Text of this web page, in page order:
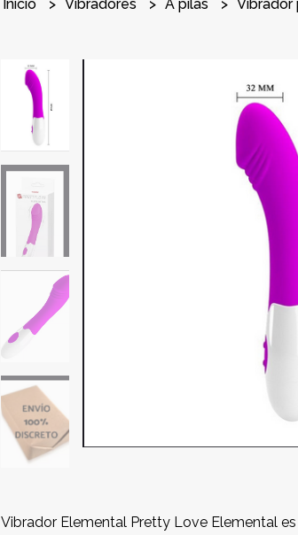
Inicio Vibradores A pilas
Vibrador Elemental Pretty Love Elemental